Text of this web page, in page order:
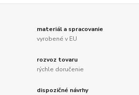
materiál a spracovanie
vyrobené v EU
rozvoz tovaru
rýchle doručenie
dispozičné návrhy